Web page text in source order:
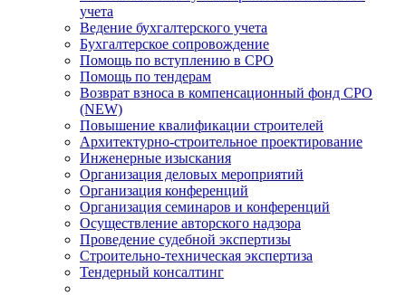
учета
Ведение бухгалтерского учета
Бухгалтерское сопровождение
Помощь по вступлению в СРО
Помощь по тендерам
Возврат взноса в компенсационный фонд СРО
(NEW)
Повышение квалификации строителей
Архитектурно-строительное проектирование
Инженерные изыскания
Организация деловых мероприятий
Организация конференций
Организация семинаров и конференций
Осуществление авторского надзора
Проведение судебной экспертизы
Строительно-техническая экспертиза
Тендерный консалтинг